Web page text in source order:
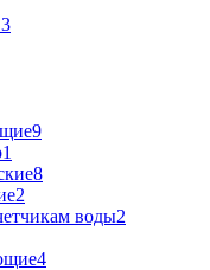
3
9
1
8
2
воды2
4